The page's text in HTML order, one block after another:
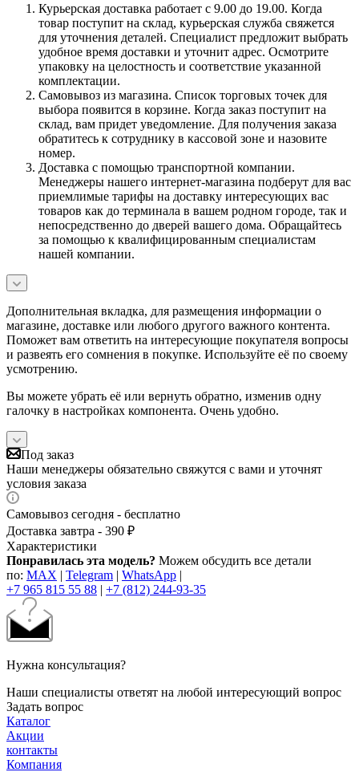
Курьерская доставка работает с 9.00 до 19.00. Когда
товар поступит на склад, курьерская служба свяжется
для уточнения деталей. Специалист предложит выбрать
удобное время доставки и уточнит адрес. Осмотрите
упаковку на целостность и соответствие указанной
комплектации.
Самовывоз из магазина. Список торговых точек для
выбора появится в корзине. Когда заказ поступит на
склад, вам придет уведомление. Для получения заказа
обратитесь к сотруднику в кассовой зоне и назовите
номер.
Доставка с помощью транспортной компании.
Менеджеры нашего интернет-магазина подберут для вас
приемлимые тарифы на доставку интересующих вас
товаров как до терминала в вашем родном городе, так и
непосредственно до дверей вашего дома. Обращайтесь
за помощью к квалифицированным специалистам
нашей компании.
Дополнительная вкладка, для размещения информации о
магазине, доставке или любого другого важного контента.
Поможет вам ответить на интересующие покупателя вопросы
и развеять его сомнения в покупке. Используйте её по своему
усмотрению.
Вы можете убрать её или вернуть обратно, изменив одну
галочку в настройках компонента. Очень удобно.
Под заказ
Наши менеджеры обязательно свяжутся с вами и уточнят
условия заказа
Самовывоз сегодня - бесплатно
Доставка завтра - 390 ₽
Характеристики
Понравилась эта модель? Можем обсудить все детали
по: MAX | Telegram | WhatsApp |
+7 965 815 55 88 | +7 (812) 244-93-35
Нужна консультация?
Наши специалисты ответят на любой интересующий вопрос
Задать вопрос
Каталог
Акции
контакты
Компания